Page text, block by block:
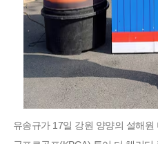
유송규가 17일 강원 양양의 설해